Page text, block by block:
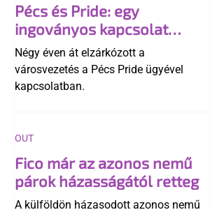
Pécs és Pride: egy
ingoványos kapcsolat
története
Négy éven át elzárkózott a
városvezetés a Pécs Pride ügyével
kapcsolatban.
Fico már az azonos nemű
párok házasságától retteg
A külföldön házasodott azonos nemű
OUT